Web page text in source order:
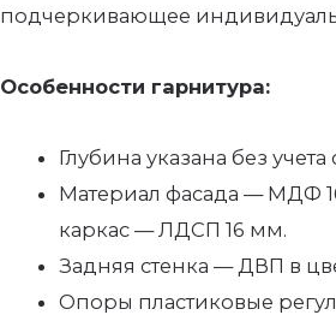
подчеркивающее
Особенности гарнитура:
Глубина указана без
Материал фасада — МДФ
каркас — ЛДСП 16 мм.
Задняя стенка — ДВП в
Опоры пластиковые